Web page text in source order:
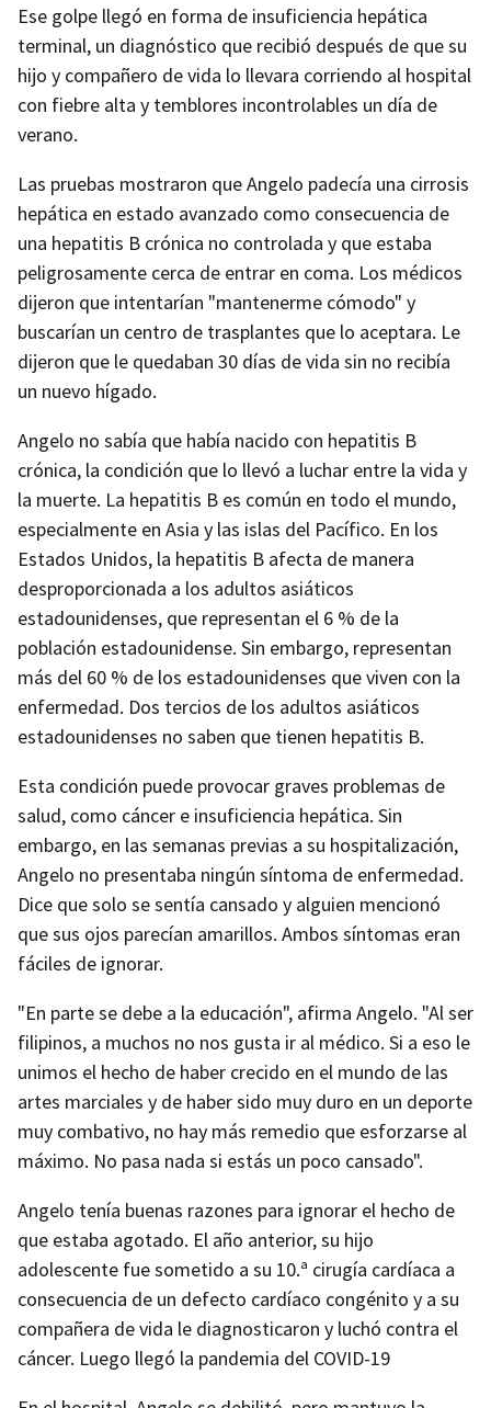
Ese golpe llegó en forma de insuficiencia hepática
terminal, un diagnóstico que recibió después de que su
hijo y compañero de vida lo llevara corriendo al hospital
con fiebre alta y temblores incontrolables un día de
verano.
Las pruebas mostraron que Angelo padecía una cirrosis
hepática en estado avanzado como consecuencia de
una hepatitis B crónica no controlada y que estaba
peligrosamente cerca de entrar en coma. Los médicos
dijeron que intentarían "mantenerme cómodo" y
buscarían un centro de trasplantes que lo aceptara. Le
dijeron que le quedaban 30 días de vida sin no recibía
un nuevo hígado.
Angelo no sabía que había nacido con hepatitis B
crónica, la condición que lo llevó a luchar entre la vida y
la muerte. La hepatitis B es común en todo el mundo,
especialmente en Asia y las islas del Pacífico. En los
Estados Unidos, la hepatitis B afecta de manera
desproporcionada a los adultos asiáticos
estadounidenses, que representan el 6 % de la
población estadounidense. Sin embargo, representan
más del 60 % de los estadounidenses que viven con la
enfermedad. Dos tercios de los adultos asiáticos
estadounidenses no saben que tienen hepatitis B.
Esta condición puede provocar graves problemas de
salud, como cáncer e insuficiencia hepática. Sin
embargo, en las semanas previas a su hospitalización,
Angelo no presentaba ningún síntoma de enfermedad.
Dice que solo se sentía cansado y alguien mencionó
que sus ojos parecían amarillos. Ambos síntomas eran
fáciles de ignorar.
"En parte se debe a la educación", afirma Angelo. "Al ser
filipinos, a muchos no nos gusta ir al médico. Si a eso le
unimos el hecho de haber crecido en el mundo de las
artes marciales y de haber sido muy duro en un deporte
muy combativo, no hay más remedio que esforzarse al
máximo. No pasa nada si estás un poco cansado".
Angelo tenía buenas razones para ignorar el hecho de
que estaba agotado. El año anterior, su hijo
adolescente fue sometido a su 10.ª cirugía cardíaca a
consecuencia de un defecto cardíaco congénito y a su
compañera de vida le diagnosticaron y luchó contra el
cáncer. Luego llegó la pandemia del COVID-19